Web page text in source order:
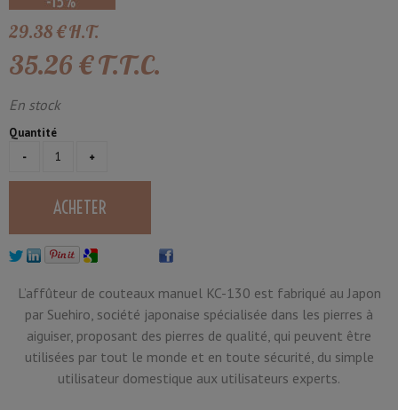
29.38€H.T.
35.26 €T.T.C.
En stock
Quantité
L’affûteur de couteaux manuel KC-130 est fabriqué au Japon
par Suehiro, société japonaise spécialisée dans les pierres à
aiguiser, proposant des pierres de qualité, qui peuvent être
utilisées par tout le monde et en toute sécurité, du simple
utilisateur domestique aux utilisateurs experts.